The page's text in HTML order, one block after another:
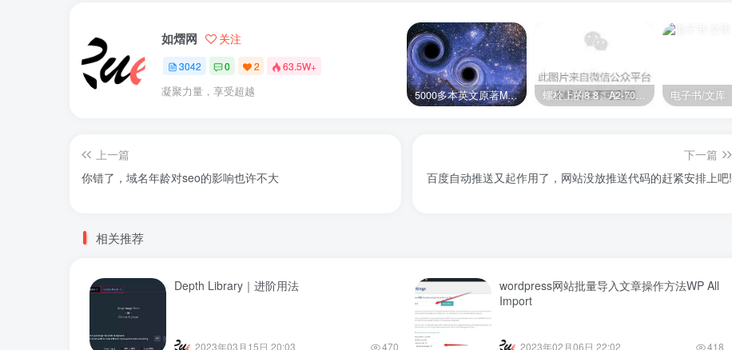
如熠网 关注
3042 0 2 63.5W+
凝聚力量，享受超越 5000多本英文原著MOBI+AZW3格式电子书百度云网盘打包下载 电子书/文库
上一篇
你错了，域名年龄对seo的影响也许不大
下一篇
百度自动推送又起作用了，网站没放推送代码的赶紧安排上吧!
相关推荐
Depth Library｜进阶用法
2023年03月15日 20:03 470
wordpress网站批量导入文章操作方法WP All
Import
2023年02月06日 22:02 418